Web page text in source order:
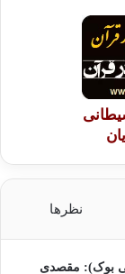
گناه باشد برخوردار
بنابراین گناه آنان
بزرگ بر اساس منطق
بدون دلیل قانع
فردی کیفری قاطع
نظرها
بوک): مقصدی